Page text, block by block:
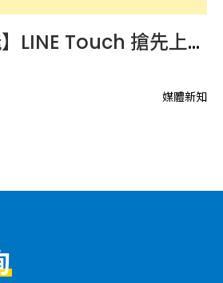
【LINE 新功能】LINE Touch 搶先上線，手機輕碰開啟品牌互動
媒體新知